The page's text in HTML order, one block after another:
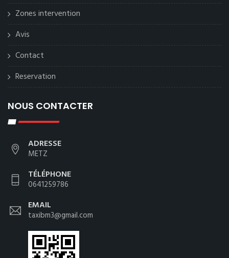
Zones intervention
Avis
Contact
Reservation
NOUS CONTACTER
ADRESSE
METZ
TÉLÉPHONE
0641259786
EMAIL
taxibm3@gmail.com